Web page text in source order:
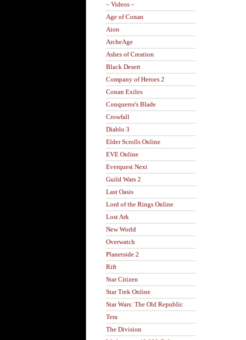
– Videos –
Age of Conan
Aion
ArcheAge
Ashes of Creation
Black Desert
Company of Heroes 2
Conan Exiles
Conqueror's Blade
Crowfall
Diablo 3
Elder Scrolls Online
EVE Online
Everquest Next
Guild Wars 2
Last Oasis
Lord of the Rings Online
Lost Ark
New World
Overwatch
Planetside 2
Rift
Star Citizen
Star Trek Online
Star Wars: The Old Republic
Tera
The Division